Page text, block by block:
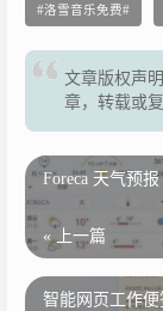
洛雪音乐免费
文章版权声
章，转载或
Foreca 天气预
« 上一篇
智能网页工作